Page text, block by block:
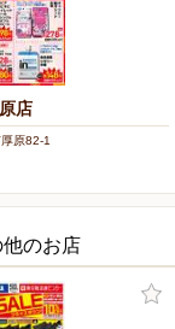
店
原82-1
のお店